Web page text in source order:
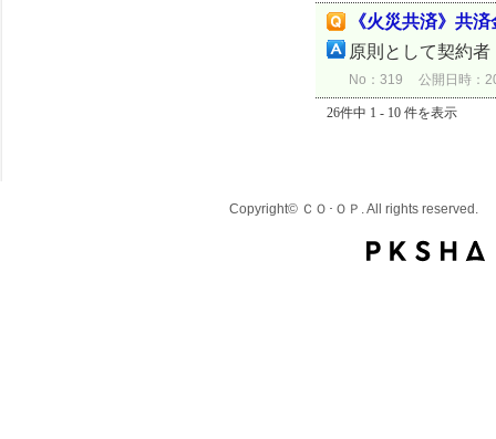
《火災共済》共
原則として契約
No：319 公開日時：
26件中 1 - 10 件を表示
Copyright© ＣＯ･ＯＰ. All rights reserved.